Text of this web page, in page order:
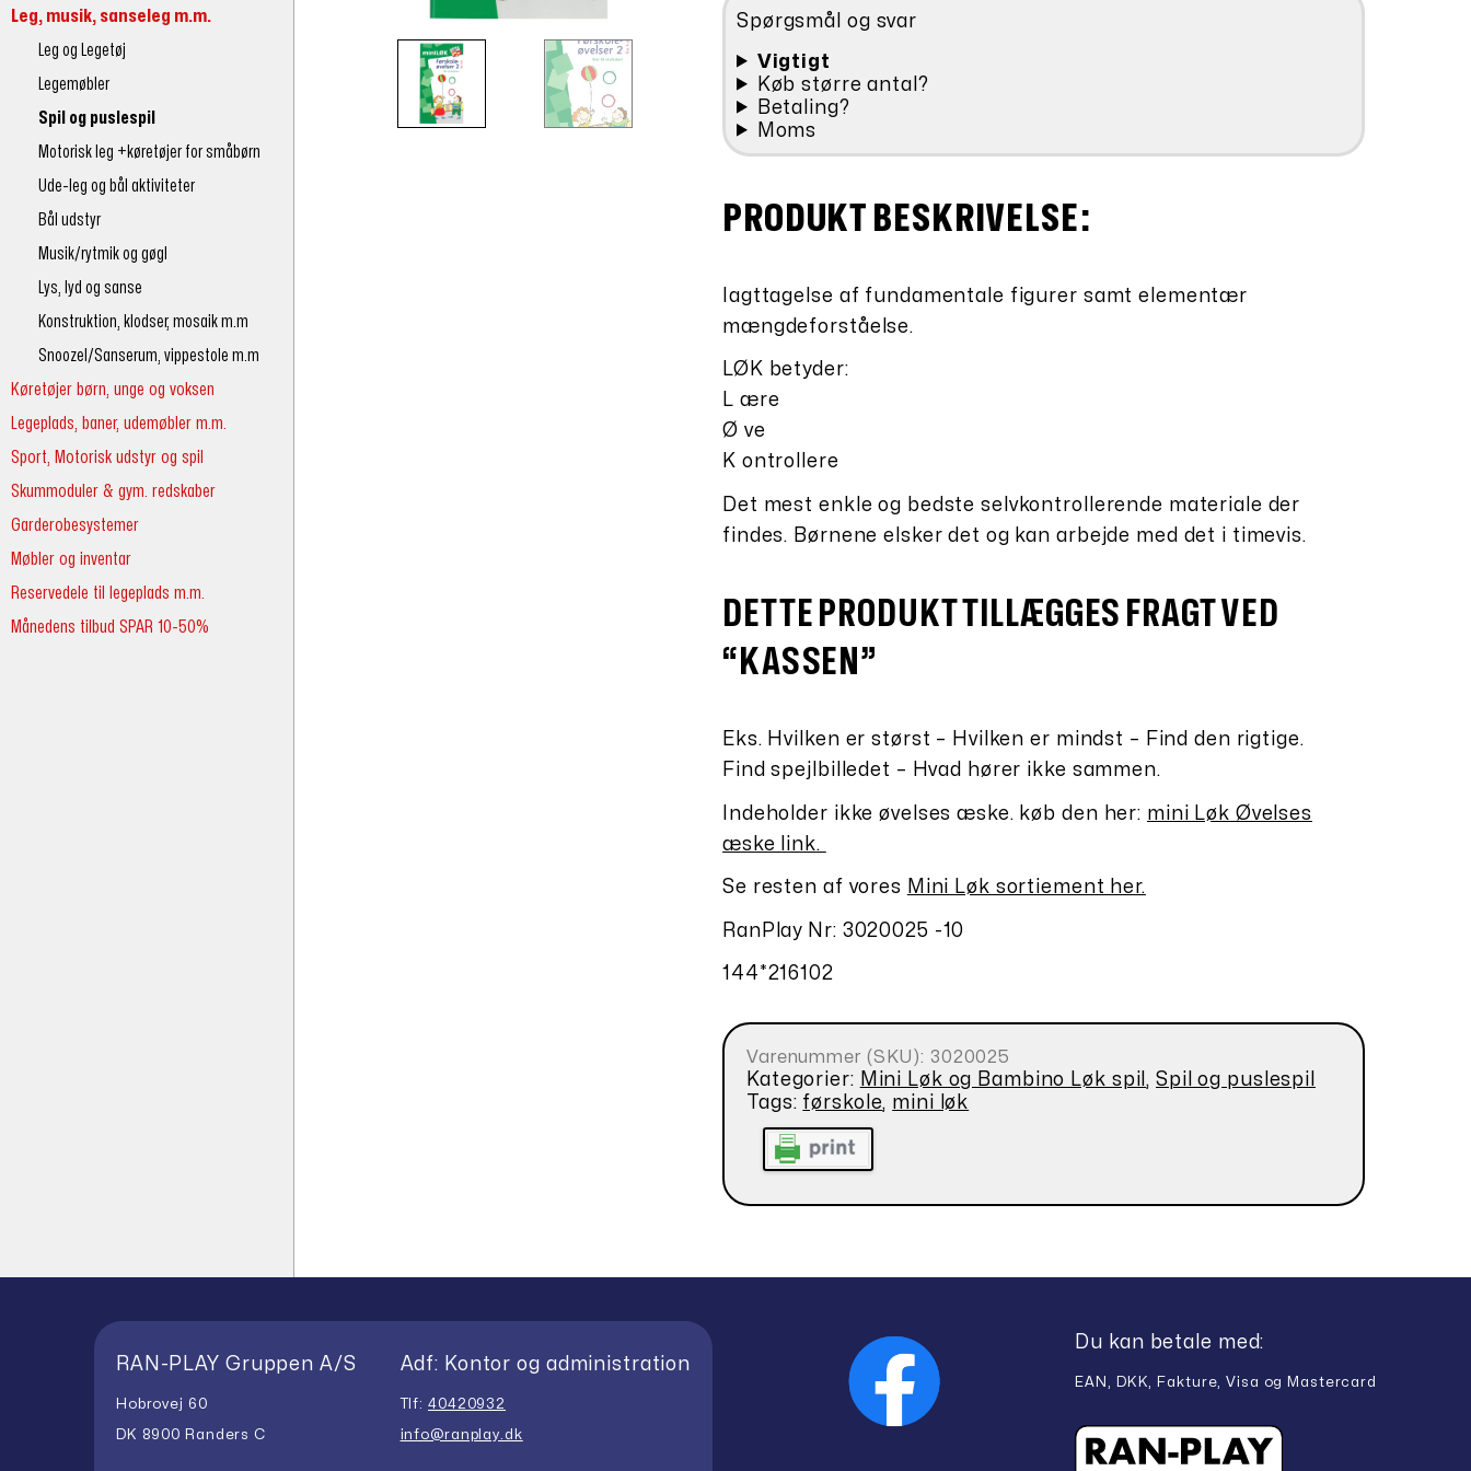
Leg, musik, sanseleg m.m.
Leg og Legetøj
Legemøbler
Spil og puslespil
Motorisk leg +køretøjer for småbørn
Ude-leg og bål aktiviteter
Bål udstyr
Musik/rytmik og gøgl
Lys, lyd og sanse
Konstruktion, klodser, mosaik m.m
Snoozel/Sanserum, vippestole m.m
Køretøjer børn, unge og voksen
Legeplads, baner, udemøbler m.m.
Sport, Motorisk udstyr og spil
Skummoduler & gym. redskaber
Garderobesystemer
Møbler og inventar
Reservedele til legeplads m.m.
Månedens tilbud SPAR 10-50%
Spørgsmål og svar
Vigtigt
Køb større antal?
Betaling?
Moms
PRODUKT BESKRIVELSE:
Iagttagelse af fundamentale figurer samt elementær
mængdeforståelse.
LØK betyder:
L ære
Ø ve
K ontrollere
Det mest enkle og bedste selvkontrollerende materiale der
findes. Børnene elsker det og kan arbejde med det i timevis.
DETTE PRODUKT TILLÆGGES FRAGT VED
“KASSEN”
Eks. Hvilken er størst – Hvilken er mindst – Find den rigtige.
Find spejlbilledet – Hvad hører ikke sammen.
Indeholder ikke øvelses æske. køb den her: mini Løk Øvelses
æske link.
Se resten af vores Mini Løk sortiement her.
RanPlay Nr: 3020025 -10
144*216102
Varenummer (SKU): 3020025
Kategorier: Mini Løk og Bambino Løk spil ,Spil og puslespil
Tags: førskole, mini løk
RAN-PLAY Gruppen A/S
Hobrovej 60
DK 8900 Randers C
Adf: Kontor og administration
Tlf: 40420932
info@ranplay.dk
Du kan betale med:
EAN, DKK, Fakture, Visa og Mastercard